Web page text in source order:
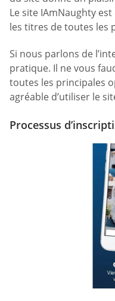
Le site IAmNaughty
les titres de toutes les
Si nous parlons de
pratique. Il ne vous
toutes les principales
agréable d’utiliser le
Processus